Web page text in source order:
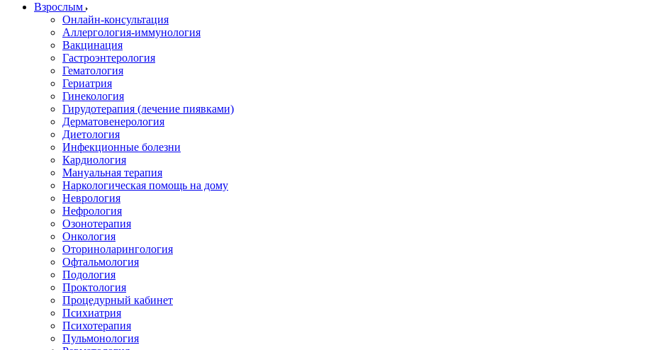
Взрослым
Онлайн-консультация
Аллергология-иммунология
Вакцинация
Гастроэнтерология
Гематология
Гериатрия
Гинекология
Гирудотерапия (лечение пиявками)
Дерматовенерология
Диетология
Инфекционные болезни
Кардиология
Мануальная терапия
Наркологическая помощь на дому
Неврология
Нефрология
Озонотерапия
Онкология
Оториноларингология
Офтальмология
Подология
Проктология
Процедурный кабинет
Психиатрия
Психотерапия
Пульмонология